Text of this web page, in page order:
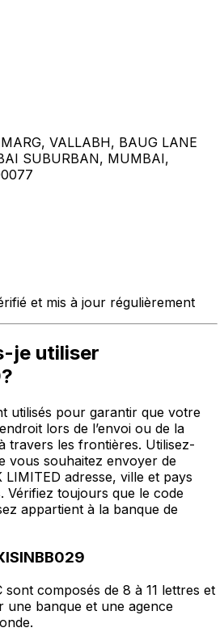
VALLABH, BAUG LANE
SUBURBAN, MUMBAI,
et mis à jour régulièrement
je utiliser
utilisés pour garantir que votre
lors de l’envoi ou de la
travers les frontières. Utilisez-
vous souhaitez envoyer de
LIMITED adresse, ville et pays
Vérifiez toujours que le code
appartient à la banque de
sont composés de 8 à 11 lettres et
une banque et une agence